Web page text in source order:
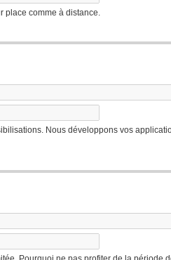
place comme à distance.
Nous développons vos